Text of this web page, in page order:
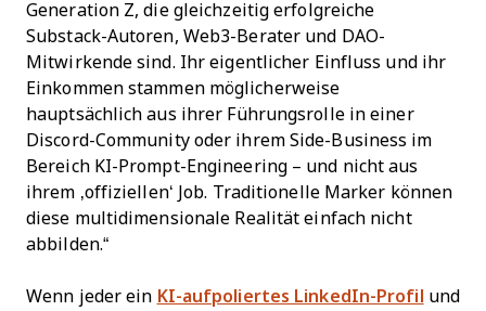
Generation Z, die gleichzeitig erfolgreiche
Substack-Autoren, Web3-Berater und DAO-
Mitwirkende sind. Ihr eigentlicher Einfluss und ihr
Einkommen stammen möglicherweise
hauptsächlich aus ihrer Führungsrolle in einer
Discord-Community oder ihrem Side-Business im
Bereich KI-Prompt-Engineering – und nicht aus
ihrem ‚offiziellen‘ Job. Traditionelle Marker können
diese multidimensionale Realität einfach nicht
abbilden.“
Wenn jeder ein KI-aufpoliertes LinkedIn-Profil
und